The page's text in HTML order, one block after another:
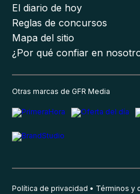
El diario de hoy
Reglas de concursos
Mapa del sitio
¿Por qué confiar en
Otras marcas de GFR Media
Política de privacidad Términos y